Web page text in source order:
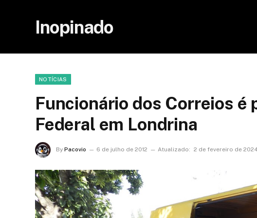
Inopinado
NOTÍCIAS
Funcionário dos Correios é
Federal em Londrina
By Pacovio 6 de julho de 2012 Atualizado: 2 de fevereiro de